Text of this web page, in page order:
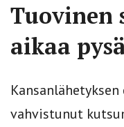
Tuovinen
aikaa
vahvistunut